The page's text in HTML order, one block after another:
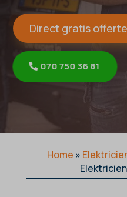
Direct gratis offerte
070 750 36 81
Home »